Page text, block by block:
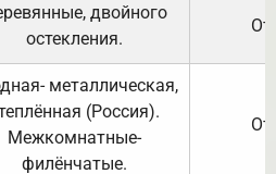
двойного
остекления.
металлическая,
(Россия).
Межкомнатные-
филёнчатые.